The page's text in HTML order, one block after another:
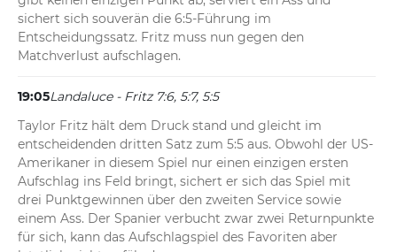
sichert sich souverän die 6:5-Führung im
Entscheidungssatz. Fritz muss nun gegen den
Matchverlust aufschlagen.
19:05Landaluce - Fritz 7:6, 5:7, 5:5
Taylor Fritz hält dem Druck stand und gleicht im
entscheidenden dritten Satz zum 5:5 aus. Obwohl der US-
Amerikaner in diesem Spiel nur einen einzigen ersten
Aufschlag ins Feld bringt, sichert er sich das Spiel mit
drei Punktgewinnen über den zweiten Service sowie
einem Ass. Der Spanier verbucht zwar zwei Returnpunkte
für sich, kann das Aufschlagspiel des Favoriten aber